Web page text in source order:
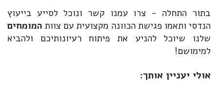
בתור התחלה - צרו עמנו קשר ונוכל לסייע בייעוץ
הנדסי ותאמו פגישת הכוונה מקצועית עם צוות המומחים
שלנו שיוכל להניע את פיתוח רעיונותיכם ולהביא
למימושם!
אולי יעניין אותך: